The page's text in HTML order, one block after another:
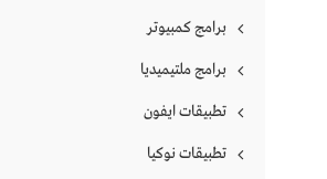
برامج كمبيوتر
برامج ملتيميديا
تطبيقات ايفون
تطبيقات نوكيا